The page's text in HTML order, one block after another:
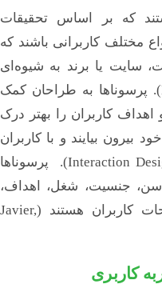
که بر اساس تحقیقات
مختلف کاربرانی باشند که
سایت یا برند به شیوه‌ای
مشابه استفاده کنند(Nielsen, 2024). پرسوناها به طراحان کمک
و اهداف کاربران را بهتر درک
بیرون بیایند و با کاربران
همدلی کنند (Interaction Design Foundation, 2024). پرسوناها
سن، جنسیت، شغل، اهداف،
چالش‌ها، رفتارهای آنلاین و ترجیحات کاربران هستند (Javier,
کاربری